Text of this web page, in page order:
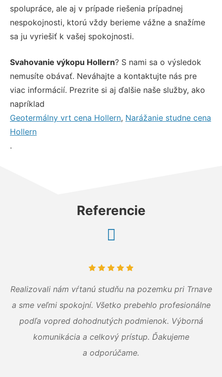
spolupráce, ale aj v prípade riešenia prípadnej
nespokojnosti, ktorú vždy berieme vážne a snažíme
sa ju vyriešiť k vašej spokojnosti.
Svahovanie výkopu Hollern? S nami sa o výsledok
nemusíte obávať. Neváhajte a kontaktujte nás pre
viac informácií. Prezrite si aj ďalšie naše služby, ako
napríklad
Geotermálny vrt cena Hollern, Narážanie studne cena
Hollern
.
Referencie
Realizovali nám vŕtanú studňu na pozemku pri Trnave
a sme veľmi spokojní. Všetko prebehlo profesionálne
podľa vopred dohodnutých podmienok. Výborná
komunikácia a celkový prístup. Ďakujeme
a odporúčame.